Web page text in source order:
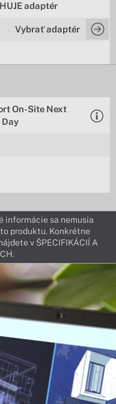
adaptér
Vybrať adaptér
On-Site Next
Day
informácie sa nemusia
produktu. Konkrétne
v ŠPECIFIKÁCIÍ A